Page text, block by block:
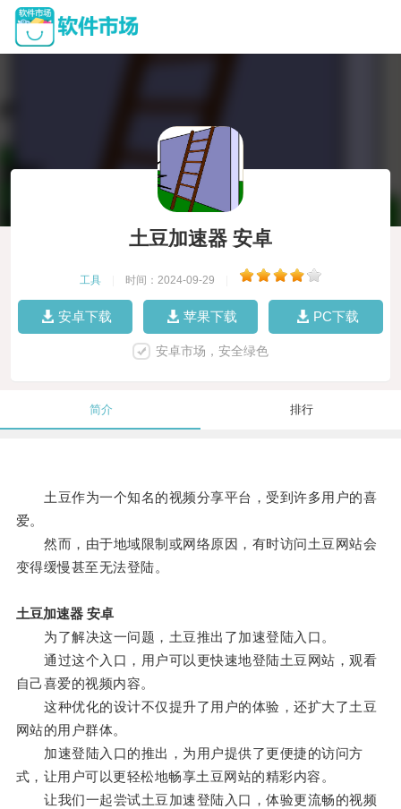
土豆加速器 安卓
工具 时间：2024-09-29
安卓下载 苹果下载 PC下载
安卓市场，安全绿色
简介 排行
土豆作为一个知名的视频分享平台，受到许多用户的喜
爱。
然而，由于地域限制或网络原因，有时访问土豆网站会
变得缓慢甚至无法登陆。
土豆加速器 安卓
为了解决这一问题，土豆推出了加速登陆入口。
通过这个入口，用户可以更快速地登陆土豆网站，观看
自己喜爱的视频内容。
这种优化的设计不仅提升了用户的体验，还扩大了土豆
网站的用户群体。
加速登陆入口的推出，为用户提供了更便捷的访问方
式，让用户可以更轻松地畅享土豆网站的精彩内容。
让我们一起尝试土豆加速登陆入口，体验更流畅的视频